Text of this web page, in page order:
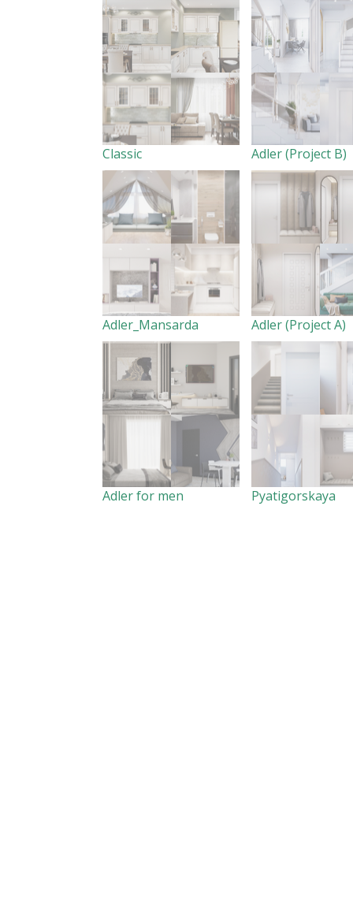
Classic Adler (Project B)
Adler_Mansarda Adler (Project A)
Adler for men Pyatigorskaya